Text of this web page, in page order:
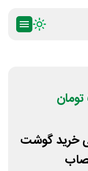
تومانی خرید گوشت